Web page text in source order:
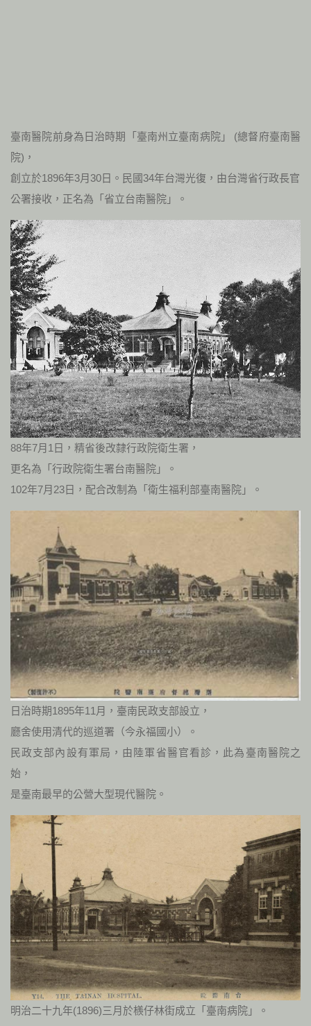
臺南醫院前身為日治時期「臺南州立臺南病院」 (總督府臺南醫
院)，
創立於1896年3月30日。民國34年台灣光復，由台灣省行政長官
公署接收，正名為「省立台南醫院」。
88年7月1日，精省後改隸行政院衛生署，
更名為「行政院衛生署台南醫院」。
102年7月23日，配合改制為「衛生福利部臺南醫院」。
日治時期1895年11月，臺南民政支部設立，
廳舍使用清代的巡道署（今永福國小）。
民政支部內設有軍局，由陸軍省醫官看診，此為臺南醫院之
始，
是臺南最早的公營大型現代醫院。
明治二十九年(1896)三月於檨仔林街成立「臺南病院」。